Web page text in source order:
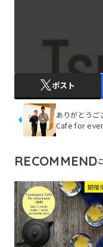
ポスト
ありがとう
Cafe for
RECOMMEND
開催